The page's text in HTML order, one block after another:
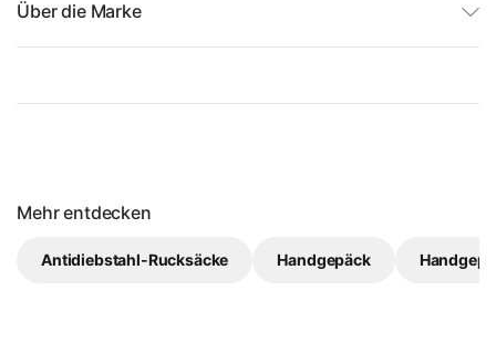
Über die Marke
Mehr entdecken
Antidiebstahl-Rucksäcke Handgepäck